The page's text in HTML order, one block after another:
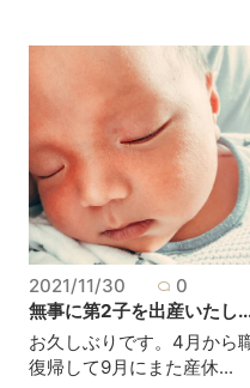
2021/11/30
0
無事に第2子を出産いたし
お久しぶりです。4月から
復帰して9月にまた産休...